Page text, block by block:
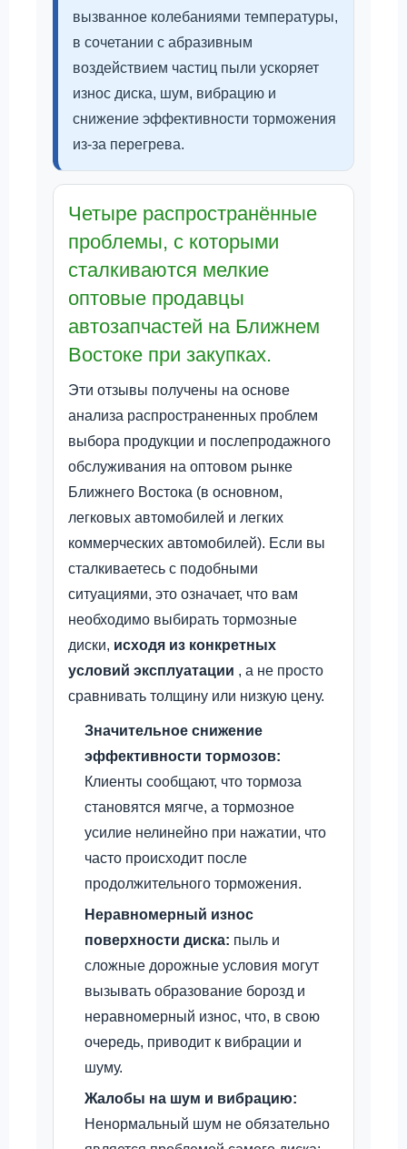
вызванное колебаниями температуры,
в сочетании с абразивным
воздействием частиц пыли ускоряет
износ диска, шум, вибрацию и
снижение эффективности торможения
из-за перегрева.
Четыре распространённые
проблемы, с которыми
сталкиваются мелкие
оптовые продавцы
автозапчастей на Ближнем
Востоке при закупках.
Эти отзывы получены на основе
анализа распространенных проблем
выбора продукции и послепродажного
обслуживания на оптовом рынке
Ближнего Востока (в основном,
легковых автомобилей и легких
коммерческих автомобилей). Если вы
сталкиваетесь с подобными
ситуациями, это означает, что вам
необходимо выбирать тормозные
диски, исходя из конкретных
условий эксплуатации , а не просто
сравнивать толщину или низкую цену.
Значительное снижение
эффективности тормозов:
Клиенты сообщают, что тормоза
становятся мягче, а тормозное
усилие нелинейно при нажатии, что
часто происходит после
продолжительного торможения.
Неравномерный износ
поверхности диска: пыль и
сложные дорожные условия могут
вызывать образование борозд и
неравномерный износ, что, в свою
очередь, приводит к вибрации и
шуму.
Жалобы на шум и вибрацию:
Ненормальный шум не обязательно